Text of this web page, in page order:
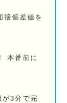
接偏差値を
本番前に
が3分で完